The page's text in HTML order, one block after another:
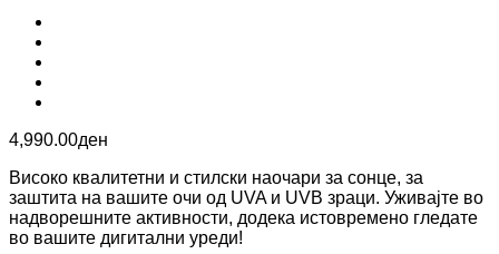
4,990.00ден
Високо квалитетни и стилски наочари за сонце, за
заштита на вашите очи од UVA и UVB зраци. Уживајте во
надворешните активности, додека истовремено гледате
во вашите дигитални уреди!